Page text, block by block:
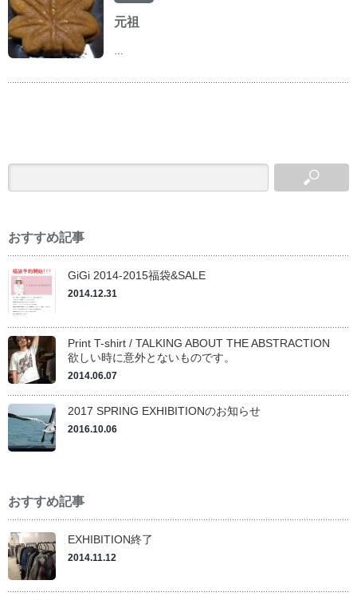
元祖
おすすめ記事
GiGi 2014-2015福袋&SALE
2014.12.31
Print T-shirt / TALKING ABOUT THE ABSTRACTION
欲しい時に意外とないものです。
2014.06.07
2017 SPRING EXHIBITIONのお知らせ
2016.10.06
おすすめ記事
EXHIBITION終了
2014.11.12